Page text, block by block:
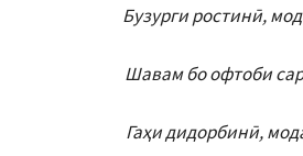
Бузурги ростинӣ,
Шавам бо офтоби
Гаҳи дидорбинӣ,